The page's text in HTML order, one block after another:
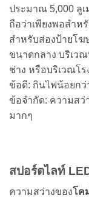
ประมาณ 5,000 ลู
ถือว่าเพียงพอสำห
สำหรับส่องป้ายโ
ขนาดกลาง บริเว
ช่าง หรือบริเวณโ
ข้อดี: กินไฟน้อยกว่
ข้อจำกัด: ความส
มากๆ
สปอร์ตไลท์
ความสว่างของโค